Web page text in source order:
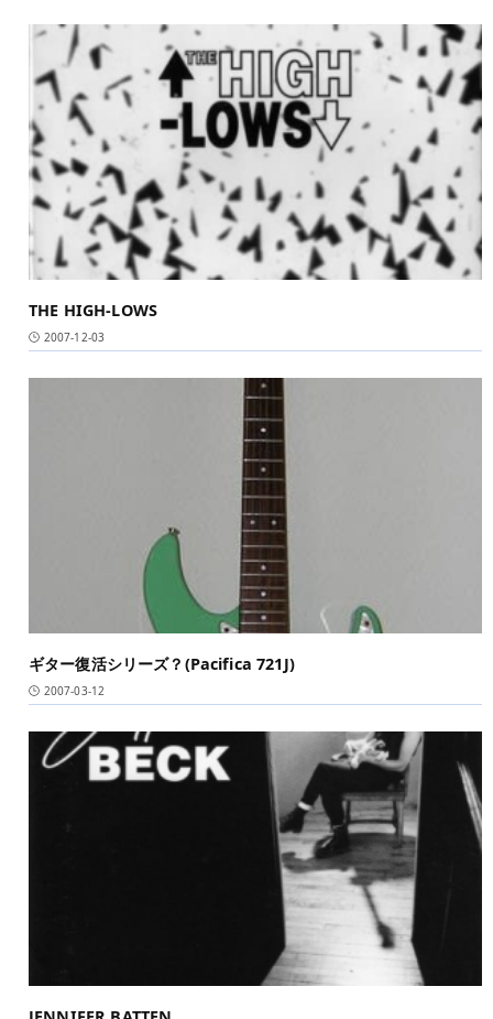
THE HIGH-LOWS
2007-12-03
ギター復活シリーズ？(Pacifica 721J)
2007-03-12